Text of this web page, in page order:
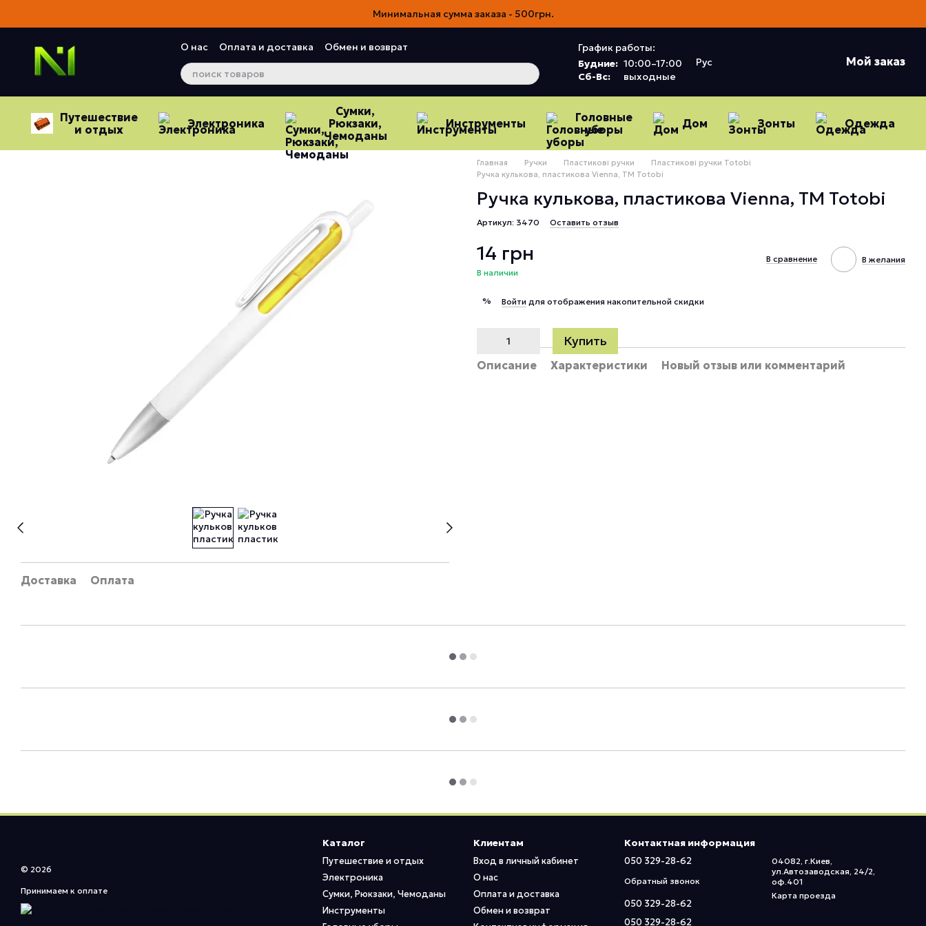
Минимальная сумма заказа - 500грн.
О нас Оплата и доставка
Обмен и возврат
Контактная информация
Пользовательское соглашение
Отзывы о магазине
График работы:
Будние: 10:00–17:00
Сб-Вс:
выходные
Рус Мой заказ
Путешествие
и отдых
Электроника
Сумки,
Рюкзаки,
Чемоданы
Инструменты
Головные
уборы
Дом Зонты Одежда
Доставка Оплата
Главная Ручки Пластикові ручки
Пластикові ручки Totobi
Ручка кулькова, пластикова Vienna, ТМ Totobi
Ручка кулькова, пластикова Vienna, ТМ Totobi
Артикул: 3470 Оставить отзыв
14 грн
В наличии
В сравнение В желания
% Войти для отображения накопительной скидки
Купить
Описание Характеристики Новый отзыв или комментарий
© 2026
Принимаем к оплате
Каталог
Путешествие и отдых
Электроника
Сумки, Рюкзаки, Чемоданы
Инструменты
Клиентам
Вход в личный кабинет
О нас
Оплата и доставка
Обмен и возврат
Контактная информация
050 329-28-62
Обратный звонок
050 329-28-62
050 329-28-62
04082, г.Киев,
ул.Автозаводская, 24/2,
оф.401
Карта проезда